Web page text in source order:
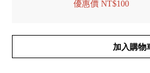
優惠價 NT$100
加入購物